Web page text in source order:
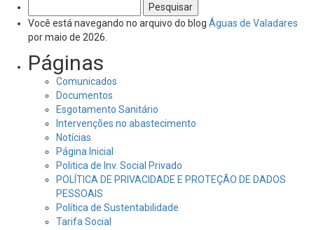
por:
Você está navegando no arquivo do blog Águas de Valadares
por maio de 2026.
Páginas
Comunicados
Documentos
Esgotamento Sanitário
Intervenções no abastecimento
Notícias
Página Inicial
Politica de Inv. Social Privado
POLÍTICA DE PRIVACIDADE E PROTEÇÃO DE DADOS
PESSOAIS
Política de Sustentabilidade
Tarifa Social